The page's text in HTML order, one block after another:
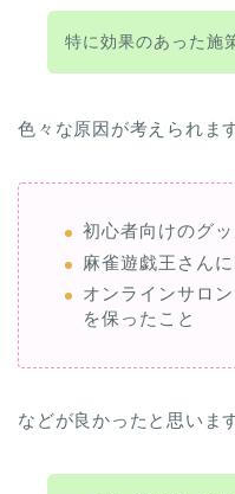
特に効果のあった施
色々な原因が考えられま
初心者向けのグ
麻雀遊戯王さん
オンラインサロ
を保ったこと
などが良かったと思いま